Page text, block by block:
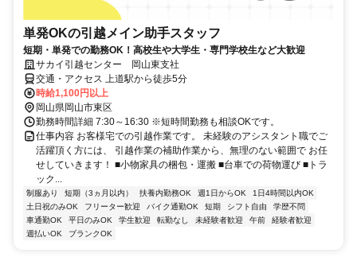
単発OKの引越メイン助手スタッフ
短期・単発での勤務OK！高校生や大学生・専門学校生など大歓迎
サカイ引越センター 岡山東支社
交通・アクセス 上道駅から徒歩5分
時給1,100円以上
岡山県岡山市東区
勤務時間詳細 7:30～16:30 ※短時間勤務も相談OKです。
仕事内容 お客様宅での引越作業です。 未経験のアシスタント職でご
活躍頂く方には、 引越作業の補助作業から、無理のない範囲で お任
せしていきます！ ■小物家具の梱包・運搬 ■台車での荷物運び ■トラ
ック...
制服あり 短期（3ヵ月以内） 扶養内勤務OK 週1日からOK
1日4時間以内OK
土日祝のみOK
フリーター歓迎 バイク通勤OK 短期 シフト自由
学歴不問
車通勤OK
平日のみOK 学生歓迎 転勤なし 未経験者歓迎 午前
経験者歓迎
週払いOK
ブランクOK